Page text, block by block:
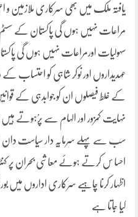
یافتہ ملک میں بھی سرکاری ملازمین و
مراعات نہیں ہوں گی پاکستان کے سسٹم
سہولیات اورمراعات نہیں ہوں گی
عہدیداروں اور نوکر شاہی کو احتساب
کے غلط فیصلوں ان کو جوابدہی کے
نہایت کمزور اور الہام سے پرُہوتے
سب سے پہلے سرمایہ دار سیاست دان اور
احسا س کرتے ہوئے معاشی بحران پر
اظہار کرنا چاہیے سرکاری اداروں میں
کیا جاتا ہے